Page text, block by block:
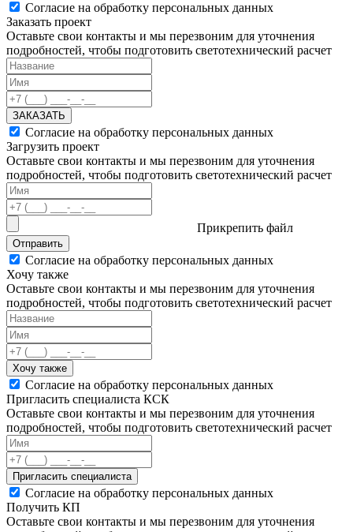
Согласие на обработку персональных данных
Заказать проект
Оставьте свои контакты и мы перезвоним для уточнения
подробностей, чтобы подготовить светотехнический расчет
ЗАКАЗАТЬ
Согласие на обработку персональных данных
Загрузить проект
Оставьте свои контакты и мы перезвоним для уточнения
подробностей, чтобы подготовить светотехнический расчет
Прикрепить файл
Отправить
Согласие на обработку персональных данных
Хочу также
Оставьте свои контакты и мы перезвоним для уточнения
подробностей, чтобы подготовить светотехнический расчет
Хочу также
Согласие на обработку персональных данных
Пригласить специалиста КСК
Оставьте свои контакты и мы перезвоним для уточнения
подробностей, чтобы подготовить светотехнический расчет
Пригласить специалиста
Согласие на обработку персональных данных
Получить КП
Оставьте свои контакты и мы перезвоним для уточнения